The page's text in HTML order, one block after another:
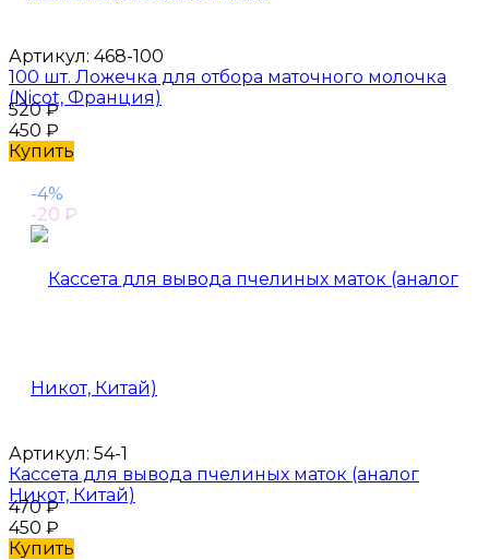
Артикул: 468-100
100 шт. Ложечка для отбора маточного молочка
(Nicot, Франция)
520₽
450 ₽
Купить
-4%
-20 ₽
Артикул: 54-1
Кассета для вывода пчелиных маток (аналог
Никот, Китай)
470₽
450 ₽
Купить